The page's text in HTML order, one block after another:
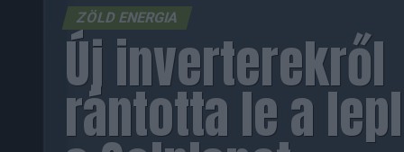
ZÖLD ENERGIA
Új inverterekről
rántotta le a